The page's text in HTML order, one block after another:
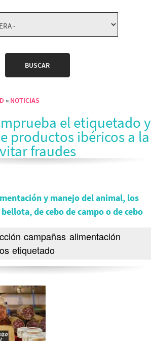
NOTICIAS
el etiquetado y
productos ibéricos a la
fraudes
y manejo del animal, los
de cebo de campo o de cebo
campañas alimentación
etiquetado